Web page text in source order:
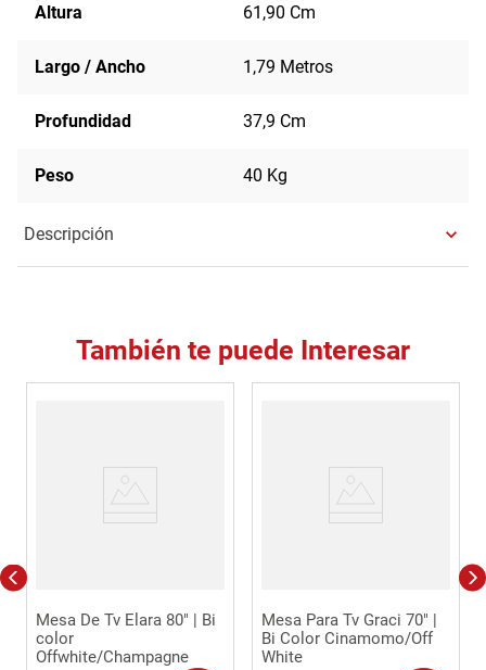
Altura 61,90 Cm
Largo / Ancho 1,79 Metros
Profundidad 37,9 Cm
Peso 40 Kg
Descripción
También te puede Interesar
Mesa De Tv Elara 80" | Bi
color
Offwhite/Champagne
Mesa Para Tv Graci 70" |
Bi Color Cinamomo/Off
White